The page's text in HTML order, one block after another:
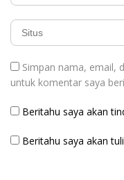
Simpan nama, email,
untuk komentar saya
Beritahu saya akan
Beritahu saya akan